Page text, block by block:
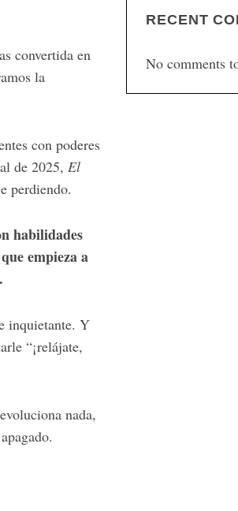
convertida en
la
con poderes
de 2025, El
perdiendo.
habilidades
empieza a
inquietante. Y
“¡relájate,
nada,
RECENT
No comments